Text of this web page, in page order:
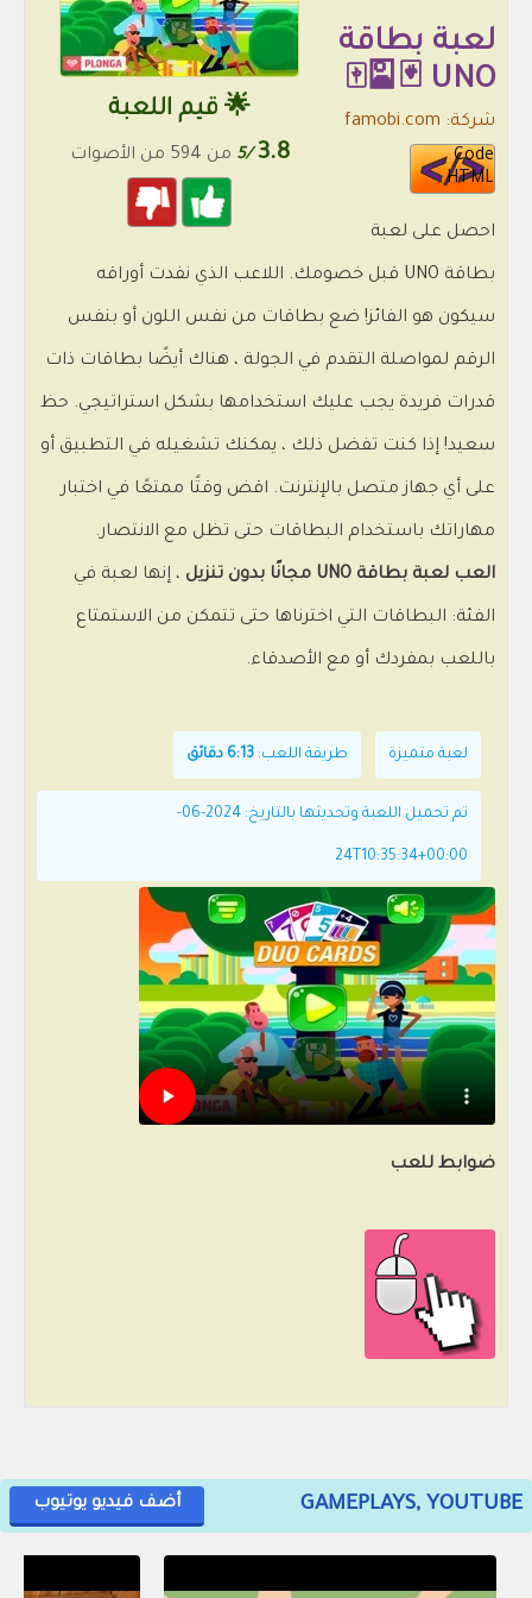
🌟 قيم اللعبة
3.8
/5 من 594 من الأصوات
لعبة بطاقة
UNO 🃏🎴🀄
شركة: famobi.com
Code
HTML
احصل على لعبة
بطاقة UNO قبل خصومك. اللاعب الذي نفدت أوراقه
سيكون هو الفائز! ضع بطاقات من نفس اللون أو بنفس
الرقم لمواصلة التقدم في الجولة ، هناك أيضًا بطاقات ذات
قدرات فريدة يجب عليك استخدامها بشكل استراتيجي. حظ
سعيد! إذا كنت تفضل ذلك ، يمكنك تشغيله في التطبيق أو
على أي جهاز متصل بالإنترنت. اقض وقتًا ممتعًا في اختبار
مهاراتك باستخدام البطاقات حتى تظل مع الانتصار.
العب لعبة بطاقة UNO مجانًا بدون تنزيل ، إنها لعبة في
الفئة: البطاقات التي اخترناها حتى تتمكن من الاستمتاع
باللعب بمفردك أو مع الأصدقاء.
لعبة متميزة طريقة اللعب: 6:13 دقائق
تم تحميل اللعبة وتحديثها بالتاريخ: 2024-06-
24T10:35:34+00:00
ضوابط للعب
GAMEPLAYS, YOUTUBE أضف فيديو يوتيوب